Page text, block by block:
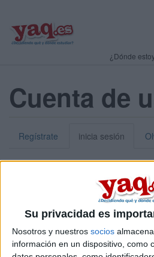
Su privacidad es
Nosotros y nuestros socios
información en un dispositivo, como
¿Dónde
Cuenta de
Regístrate inicia sesión
Puedes iniciar sesión introduciendo
dirección de correo electrónico.
Contraseña:*